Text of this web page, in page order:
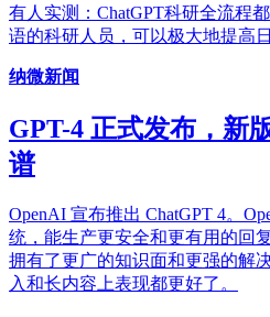
有人实测：ChatGPT科研全流程
语的科研人员，可以极大地提高
纳微新闻
GPT-4 正式发布，新
谱
OpenAI 宣布推出 ChatGPT 4。
统，能生产更安全和更有用的回
拥有了更广的知识面和更强的解
入和长内容上表现都更好了。